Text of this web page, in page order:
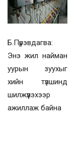
Б.Пүрэвдагва:
Энэ жил найман
уурын зуухыг
хийн түлшинд
шилжүүлэхээр
ажиллаж байна